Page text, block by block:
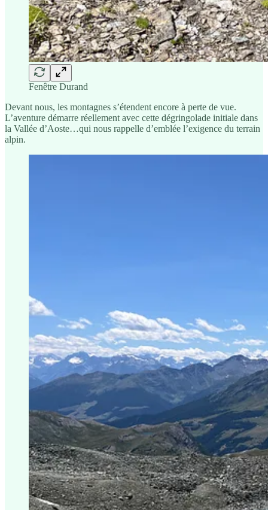
Fenêtre Durand
Devant nous, les montagnes s’étendent encore à perte de vue.
L’aventure démarre réellement avec cette dégringolade initiale dans
la Vallée d’Aoste…qui nous rappelle d’emblée l’exigence du terrain
alpin.